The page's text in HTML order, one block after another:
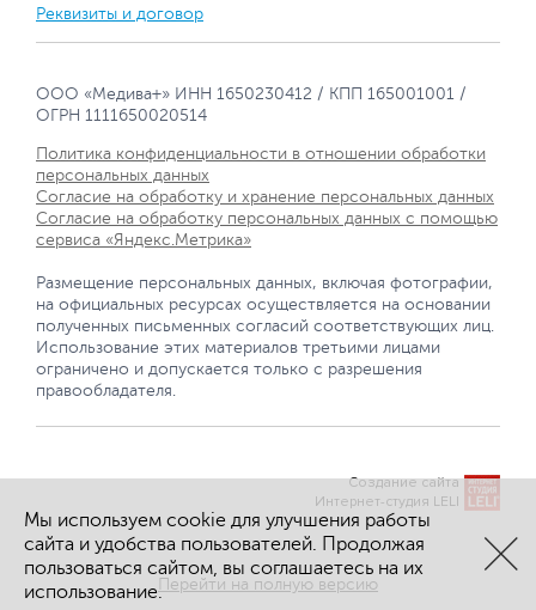
Реквизиты и договор
ООО «Медива+» ИНН 1650230412 / КПП 165001001 /
ОГРН 1111650020514
Политика конфиденциальности в отношении обработки
персональных данных
Согласие на обработку и хранение персональных данных
Согласие на обработку персональных данных с помощью
сервиса «Яндекс.Метрика»
Размещение персональных данных, включая фотографии,
на официальных ресурсах осуществляется на основании
полученных письменных согласий соответствующих лиц.
Использование этих материалов третьими лицами
ограничено и допускается только с разрешения
правообладателя.
Создание сайта
Интернет-студия LELI
Перейти на полную версию
Мы используем cookie для улучшения работы
сайта и удобства пользователей. Продолжая
пользоваться сайтом, вы соглашаетесь на их
использование.